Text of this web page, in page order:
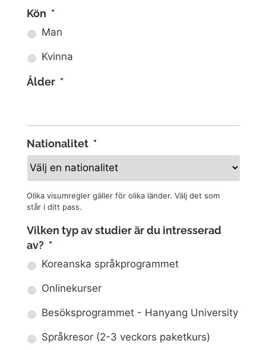
Kön *
Man
Kvinna
Ålder *
Nationalitet *
Olika visumregler gäller för olika länder. Välj det som
står i ditt pass.
Vilken typ av studier är du intresserad
av? *
Koreanska språkprogrammet
Onlinekurser
Besöksprogrammet - Hanyang University
Språkresor (2-3 veckors paketkurs)